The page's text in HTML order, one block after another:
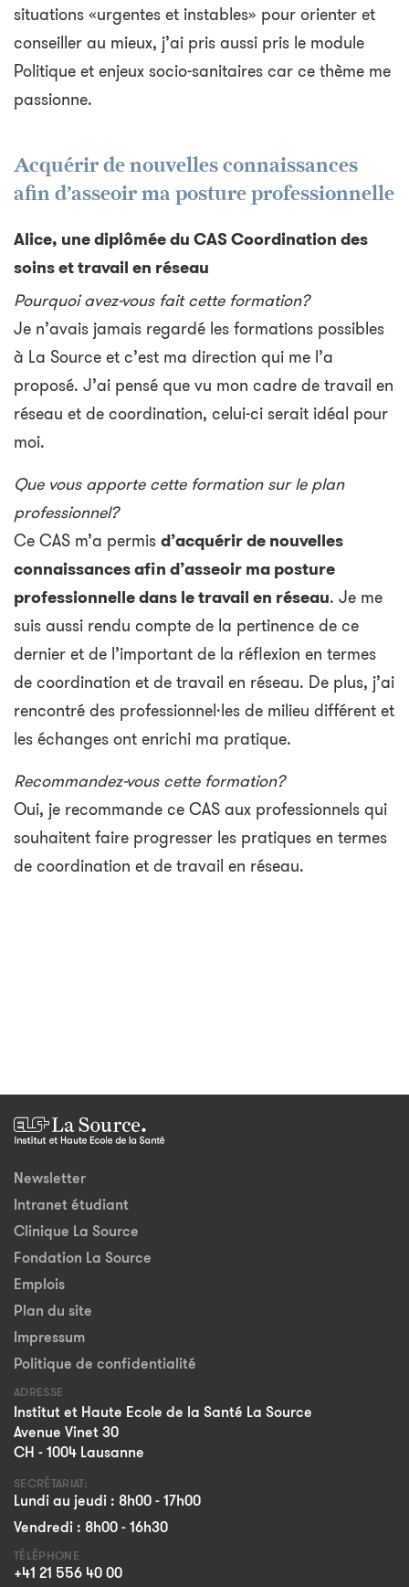
situations «urgentes et instables» pour orienter et
conseiller au mieux, j’ai pris aussi pris le module
Politique et enjeux socio-sanitaires car ce thème me
passionne.
Acquérir de nouvelles connaissances
afin d’asseoir ma posture professionnelle
Alice, une diplômée du CAS Coordination des
soins et travail en réseau
Pourquoi avez-vous fait cette formation?
Je n’avais jamais regardé les formations possibles
à La Source et c’est ma direction qui me l’a
proposé. J’ai pensé que vu mon cadre de travail en
réseau et de coordination, celui-ci serait idéal pour
moi.
Que vous apporte cette formation sur le plan
professionnel?
Ce CAS m’a permisd’acquérir de nouvelles
connaissances afin d’asseoir ma posture
professionnelle dans le travail en réseau. Je me
suis aussi rendu compte de la pertinence de ce
dernier et de l’important de la réflexion en termes
de coordination et de travail en réseau. De plus, j’ai
rencontré des professionnel·les de milieu différent et
les échanges ont enrichi ma pratique.
Recommandez-vous cette formation?
Oui, je recommande ce CAS aux professionnels qui
souhaitent faire progresser les pratiques en termes
de coordination et de travail en réseau.
Newsletter
Intranet étudiant
Clinique La Source
Fondation La Source
Emplois
Plan du site
Impressum
Politique de confidentialité
ADRESSE
Institut et Haute Ecole de la Santé La Source
Avenue Vinet 30
CH - 1004 Lausanne
SECRÉTARIAT:
Lundi au jeudi : 8h00 - 17h00
Vendredi : 8h00 - 16h30
TÉLÉPHONE
+41 21 556 40 00